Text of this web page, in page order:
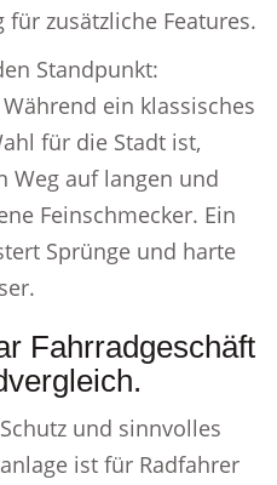
zusätzliche Features.
Standpunkt:
ein klassisches
für die Stadt ist,
Weg auf langen und
Feinschmecker. Ein
Sprünge und harte
Fahrradgeschäft
und sinnvolles
ist für Radfahrer